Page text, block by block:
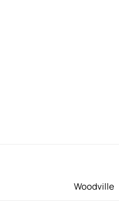
Woodville